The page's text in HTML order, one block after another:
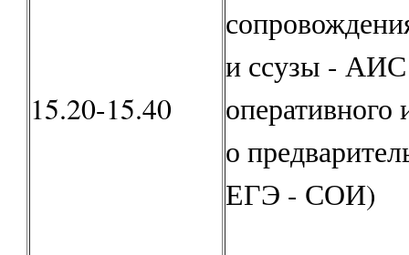
15.20-15.40
и ссузы -
о
ЕГЭ - СОИ)